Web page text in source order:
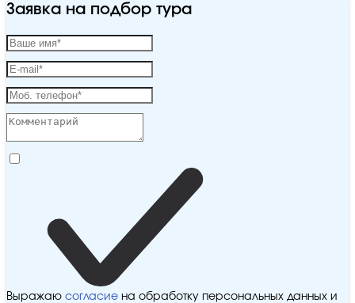
Заявка на подбор тура
Выражаю согласие на обработку персональных данных и